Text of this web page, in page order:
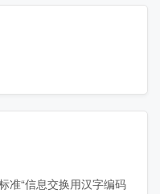
准“信息交换用汉字编码